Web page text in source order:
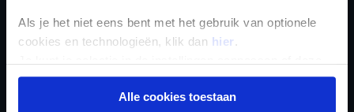
Als je het niet eens bent met het gebruik van optionele
cookies en technologieën, klik dan hier .
onder aan de pagina op elk gewenst moment voor de
toekomst wijzigen.Alle cookies toestaan
Inschrijven